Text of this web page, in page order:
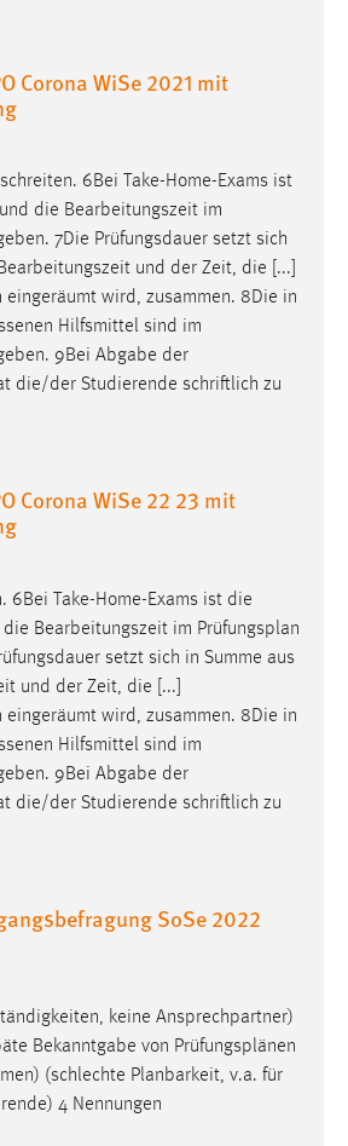
Corona WiSe 2021 mit
6Bei Take-Home-Exams ist
die Bearbeitungszeit im
7Die Prüfungsdauer setzt sich
und der Zeit, die [...]
eingeräumt wird, zusammen. 8Die in
Hilfsmittel sind im
9Bei Abgabe der
die/der Studierende schriftlich zu
Corona WiSe 22 23 mit
6Bei Take-Home-Exams ist die
die Bearbeitungszeit im Prüfungsplan
setzt sich in Summe aus
und der Zeit, die [...]
eingeräumt wird, zusammen. 8Die in
Hilfsmittel sind im
9Bei Abgabe der
die/der Studierende schriftlich zu
SoSe 2022
keine Ansprechpartner)
Bekanntgabe von Prüfungsplänen
(schlechte Planbarkeit, v.a. für
4 Nennungen